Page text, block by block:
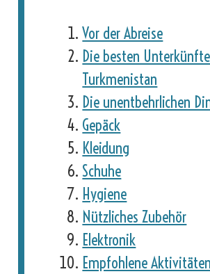
Vor der Abreise
Die besten
Turkmenistan
Die unentbehrlichen
Gepäck
Kleidung
Schuhe
Hygiene
Nützliches Zubehör
Elektronik
Empfohlene Aktivitäten